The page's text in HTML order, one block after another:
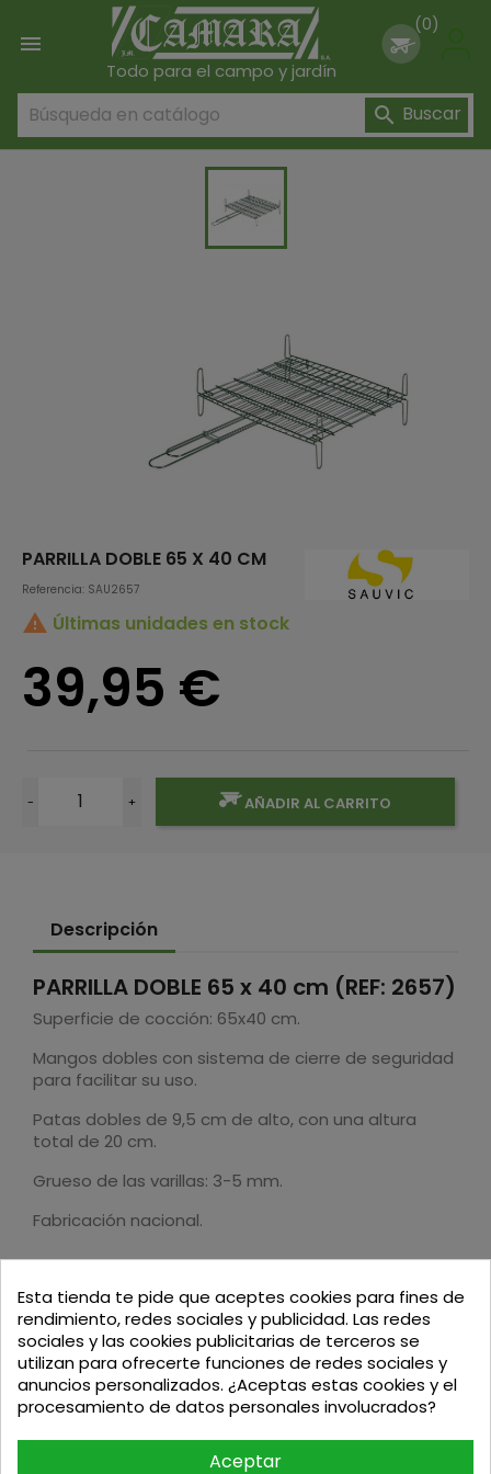

Todo para el campo y jardín
(0)
 Buscar
PARRILLA DOBLE 65 X 40 CM
Referencia: SAU2657
 Últimas unidades en stock
39,95 €
- + AÑADIR AL CARRITO
Descripción
PARRILLA DOBLE 65 x 40 cm (REF: 2657)
Superficie de cocción: 65x40 cm.
Mangos dobles con sistema de cierre de seguridad
para facilitar su uso.
Patas dobles de 9,5 cm de alto, con una altura
total de 20 cm.
Grueso de las varillas: 3-5 mm.
Fabricación nacional.
Podria interesarte
Esta tienda te pide que aceptes cookies para fines de
rendimiento, redes sociales y publicidad. Las redes
sociales y las cookies publicitarias de terceros se
utilizan para ofrecerte funciones de redes sociales y
anuncios personalizados. ¿Aceptas estas cookies y el
procesamiento de datos personales involucrados?
Aceptar